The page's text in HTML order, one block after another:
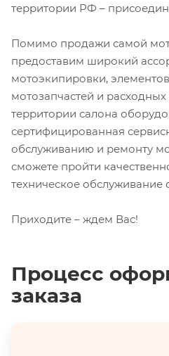
территории РФ –
Помимо продажи самой
предоставим широкий
мотоэкипировки,
мотозапчастей и
территории салона
сертифицированная
обслуживанию и ремонту
сможете пройти
техническое обслуживание
Приходите – ждем Вас!
Процесс
заказа